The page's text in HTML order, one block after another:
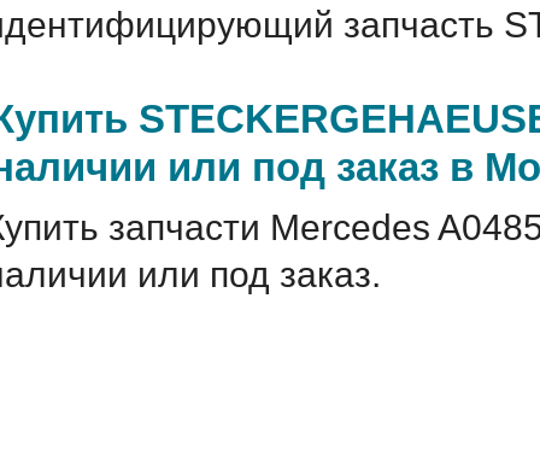
запчасть
или под заказ в
запчасти Mercedes
или под заказ.